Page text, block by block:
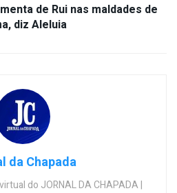
de Rui nas maldades de
diz Aleluia
da Chapada
do JORNAL DA CHAPADA |